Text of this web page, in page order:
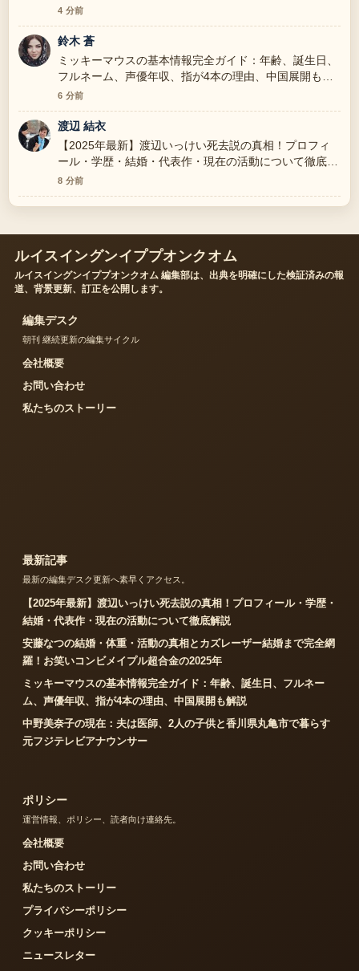
の背景説明が助かります。ライブ更新を続けてくださ
い。
4 分前
鈴木 蒼
ミッキーマウスの基本情報完全ガイド：年齢、誕生日、
フルネーム、声優年収、指が4本の理由、中国展開も解
説 の報道は丁寧で、流れを追いやすいです。
6 分前
渡辺 結衣
【2025年最新】渡辺いっけい死去説の真相！プロフィ
ール・学歴・結婚・代表作・現在の活動について徹底解
説 周辺の検証がしっかりしていて安心感があります。
8 分前
ルイスイングンイププオンクオム
ルイスイングンイププオンクオム 編集部は、出典を明確にした検証済みの報
道、背景更新、訂正を公開します。
編集デスク
朝刊 継続更新の編集サイクル
会社概要
お問い合わせ
私たちのストーリー
最新記事
最新の編集デスク更新へ素早くアクセス。
【2025年最新】渡辺いっけい死去説の真相！プロフィール・学歴・
結婚・代表作・現在の活動について徹底解説
安藤なつの結婚・体重・活動の真相とカズレーザー結婚まで完全網
羅！お笑いコンビメイプル超合金の2025年
ミッキーマウスの基本情報完全ガイド：年齢、誕生日、フルネー
ム、声優年収、指が4本の理由、中国展開も解説
中野美奈子の現在：夫は医師、2人の子供と香川県丸亀市で暮らす
元フジテレビアナウンサー
ポリシー
運営情報、ポリシー、読者向け連絡先。
会社概要
お問い合わせ
私たちのストーリー
プライバシーポリシー
クッキーポリシー
ニュースレター